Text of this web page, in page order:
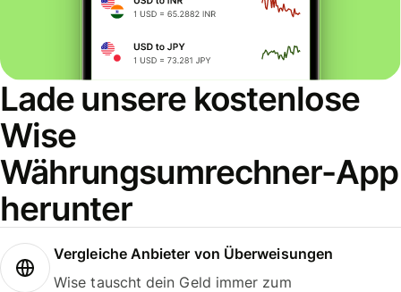
Lade unsere kostenlose
Wise
Währungsumrechner-App
herunter
Vergleiche Anbieter von Überweisungen
Wise tauscht dein Geld immer zum